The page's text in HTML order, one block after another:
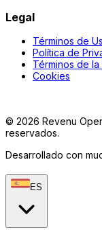
Legal
Términos de
Política de
Términos de la
Cookies
© 2026 Revenu
reservados.
Desarrollado con
ES